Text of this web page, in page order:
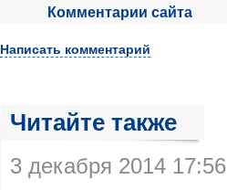
Комментарии сайта
Написать комментарий
Читайте также
3 декабря 2014 17:56